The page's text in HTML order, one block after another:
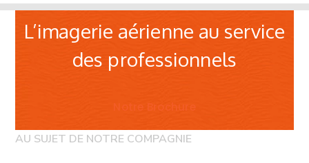
L’imagerie aérienne au service
des professionnels
AU SUJET DE NOTRE COMPAGNIE